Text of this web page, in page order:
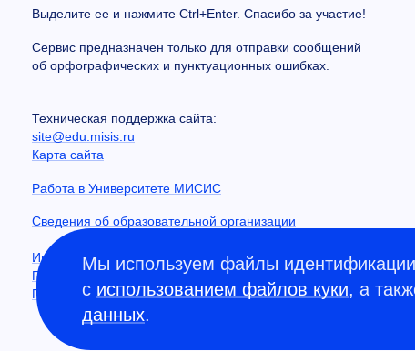
Выделите ее и нажмите Ctrl+Enter. Спасибо за участие!
Сервис предназначен только для отправки сообщений
об орфографических и пунктуационных ошибках.
Техническая поддержка сайта:
site@edu.misis.ru
Карта сайта
Работа в Университете МИСИС
Сведения об образовательной организации
Информация о закупках
Противодействие коррупции
Политика конфиденциальности
Мы используем файлы
с использованием файлов куки, а
данных.